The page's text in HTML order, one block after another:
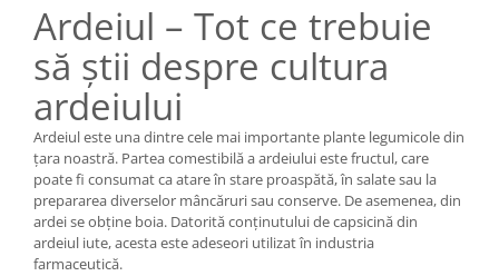
Ardeiul – Tot ce trebuie
să știi despre cultura
ardeiului
Ardeiul este una dintre cele mai importante plante legumicole din
țara noastră. Partea comestibilă a ardeiului este fructul, care
poate fi consumat ca atare în stare proaspătă, în salate sau la
prepararea diverselor mâncăruri sau conserve. De asemenea, din
ardei se obține boia. Datorită conținutului de capsicină din
ardeiul iute, acesta este adeseori utilizat în industria
farmaceutică.